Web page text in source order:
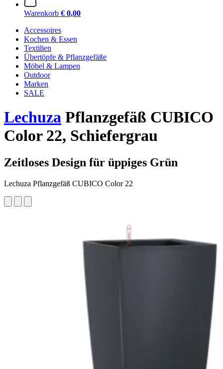
Warenkorb € 0,00
Accessoires
Kochen & Essen
Textilien
Übertöpfe & Pflanzgefäße
Möbel & Lampen
Outdoor
Marken
SALE
Lechuza Pflanzgefäß CUBICO
Color 22, Schiefergrau
Zeitloses Design für üppiges Grün
Lechuza Pflanzgefäß CUBICO Color 22